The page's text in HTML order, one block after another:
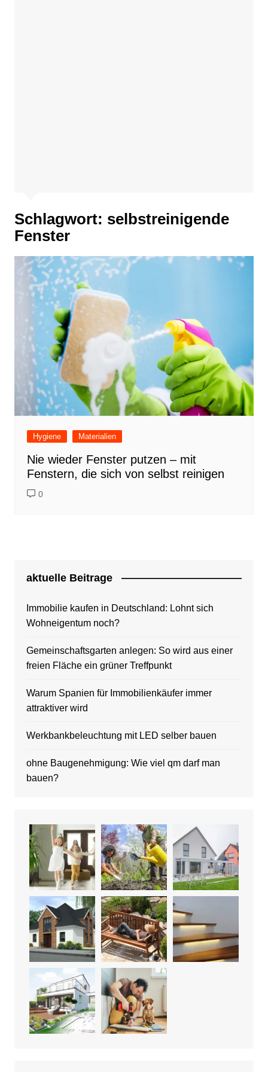
Schlagwort: selbstreinigende
Fenster
Hygiene Materialien
Nie wieder Fenster putzen – mit
Fenstern, die sich von selbst reinigen
0
aktuelle Beitrage
Immobilie kaufen in Deutschland: Lohnt sich
Wohneigentum noch?
Gemeinschaftsgarten anlegen: So wird aus einer
freien Fläche ein grüner Treffpunkt
Warum Spanien für Immobilienkäufer immer
attraktiver wird
Werkbankbeleuchtung mit LED selber bauen
ohne Baugenehmigung: Wie viel qm darf man
bauen?